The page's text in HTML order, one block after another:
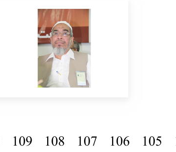
105
106
107
108
109